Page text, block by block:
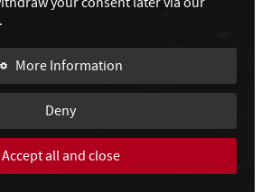
More Information
Deny
Accept all and close